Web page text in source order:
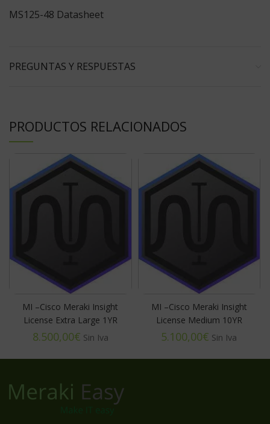
MS125-48 Datasheet
PREGUNTAS Y RESPUESTAS
PRODUCTOS RELACIONADOS
MI –Cisco Meraki Insight
License Extra Large 1YR
€
MI –Cisco Meraki Insight
License Medium 10YR
€